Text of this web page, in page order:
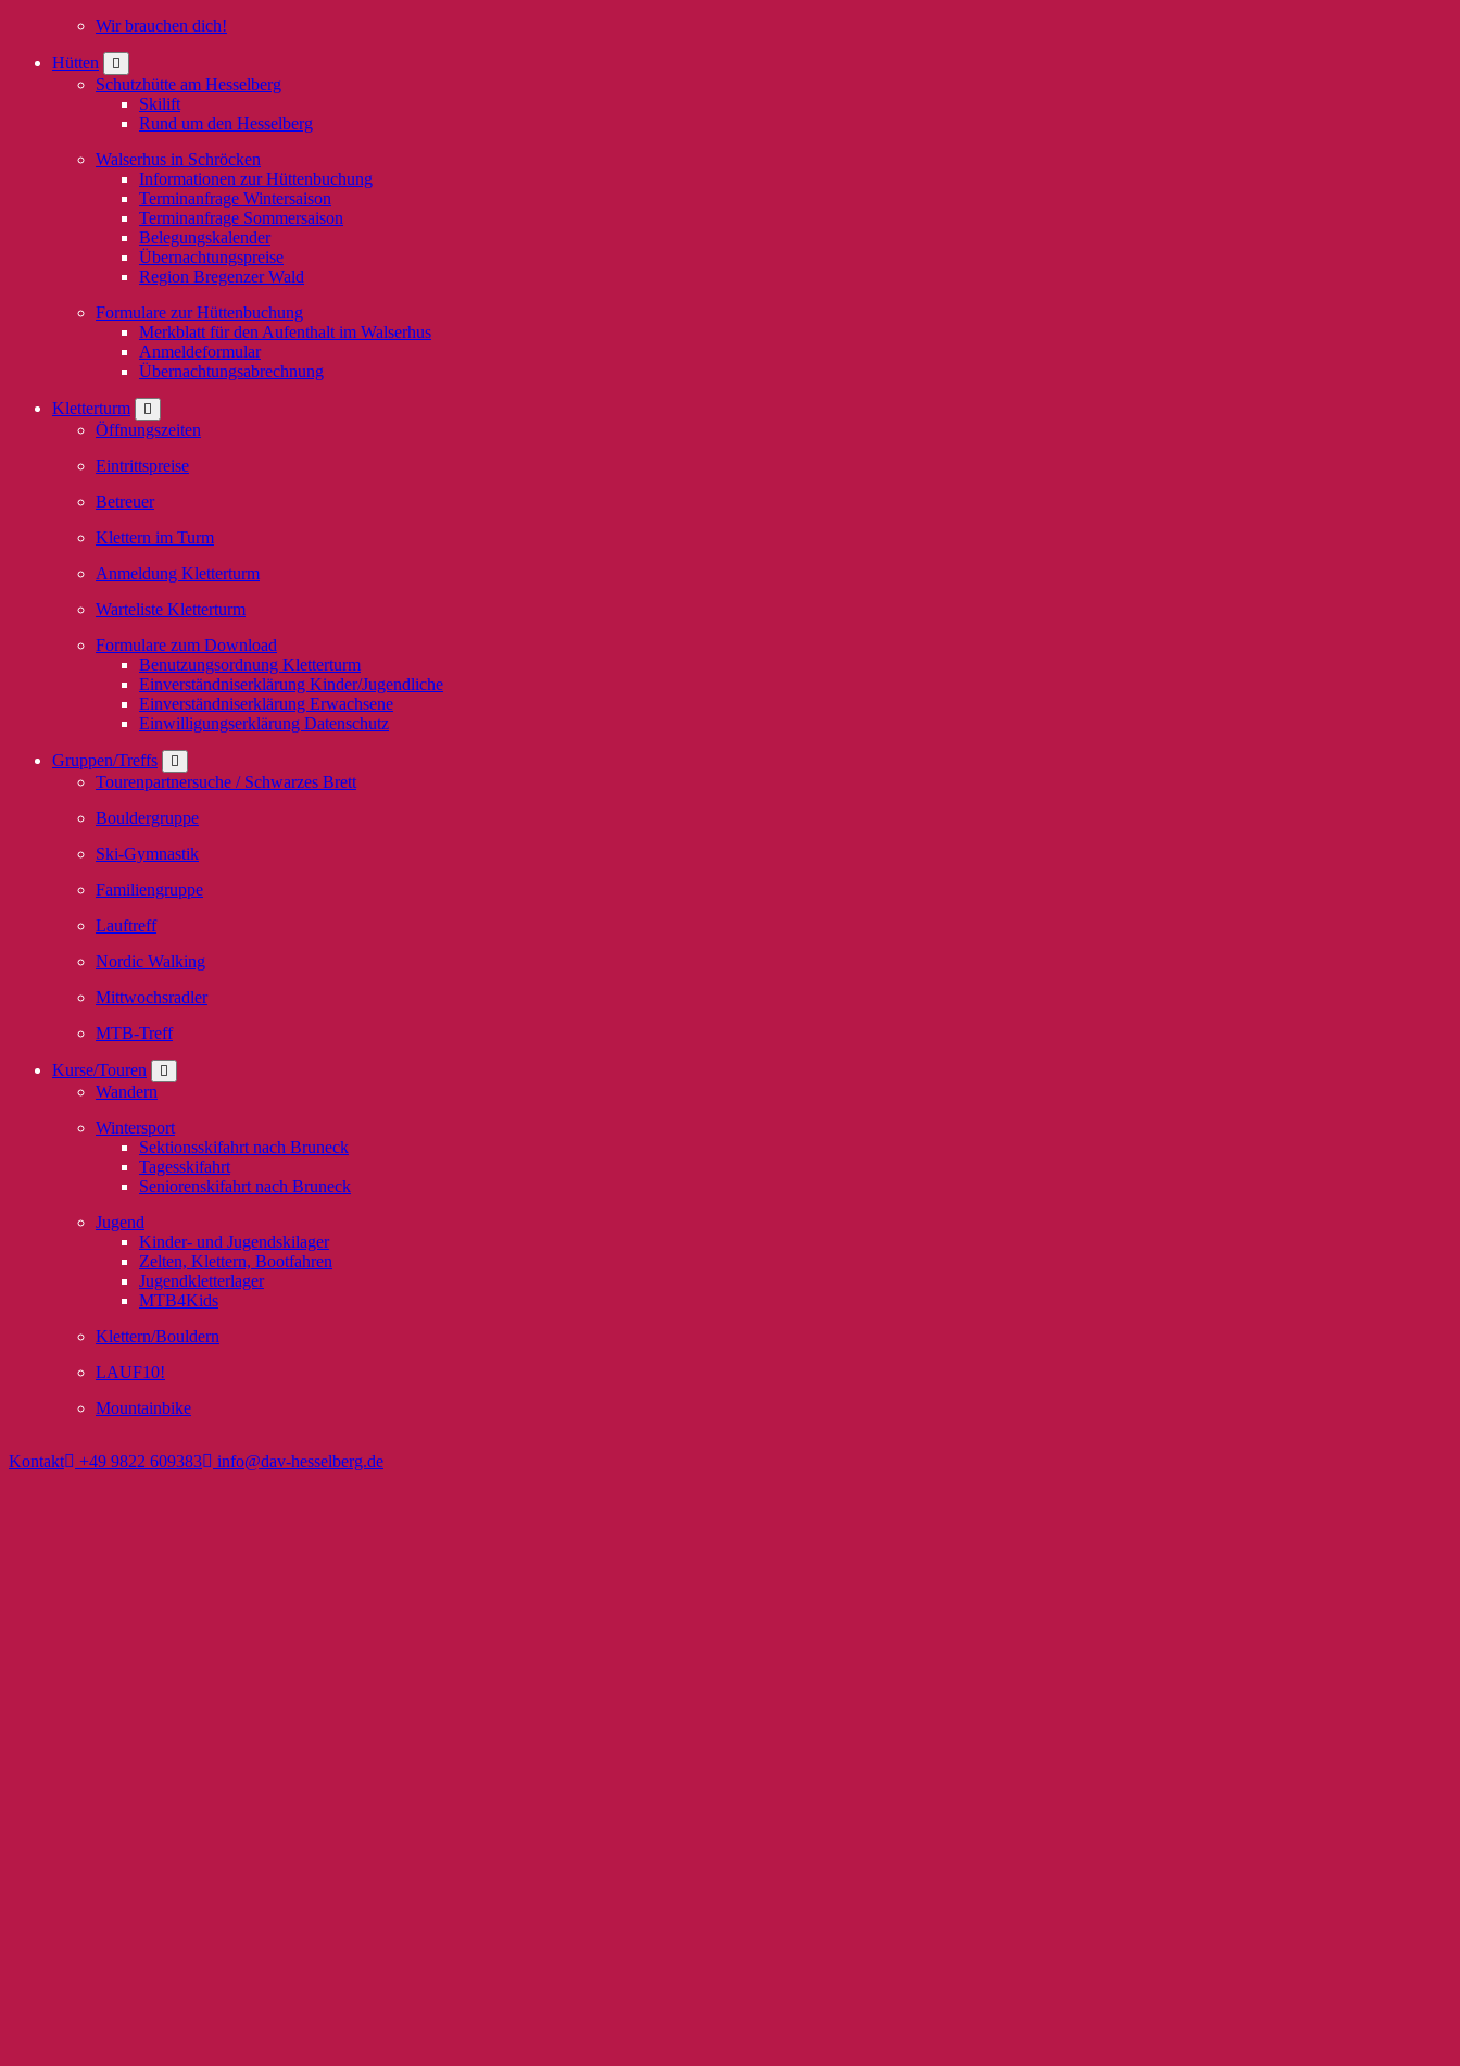
Wir brauchen dich!
Hütten
Schutzhütte am Hesselberg
Skilift
Rund um den Hesselberg
Walserhus in Schröcken
Informationen zur Hüttenbuchung
Terminanfrage Wintersaison
Terminanfrage Sommersaison
Belegungskalender
Übernachtungspreise
Region Bregenzer Wald
Formulare zur Hüttenbuchung
Merkblatt für den Aufenthalt im Walserhus
Anmeldeformular
Übernachtungsabrechnung
Kletterturm
Öffnungszeiten
Eintrittspreise
Betreuer
Klettern im Turm
Anmeldung Kletterturm
Warteliste Kletterturm
Formulare zum Download
Benutzungsordnung Kletterturm
Einverständniserklärung Kinder/Jugendliche
Einverständniserklärung Erwachsene
Einwilligungserklärung Datenschutz
Gruppen/Treffs
Tourenpartnersuche / Schwarzes Brett
Bouldergruppe
Ski-Gymnastik
Familiengruppe
Lauftreff
Nordic Walking
Mittwochsradler
MTB-Treff
Kurse/Touren
Wandern
Wintersport
Sektionsskifahrt nach Bruneck
Tagesskifahrt
Seniorenskifahrt nach Bruneck
Jugend
Kinder- und Jugendskilager
Zelten, Klettern, Bootfahren
Jugendkletterlager
MTB4Kids
Klettern/Bouldern
LAUF10!
Mountainbike
Kontakt +49 9822 609383 info@dav-hesselberg.de